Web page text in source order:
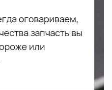
оговариваем,
запчасть вы
или